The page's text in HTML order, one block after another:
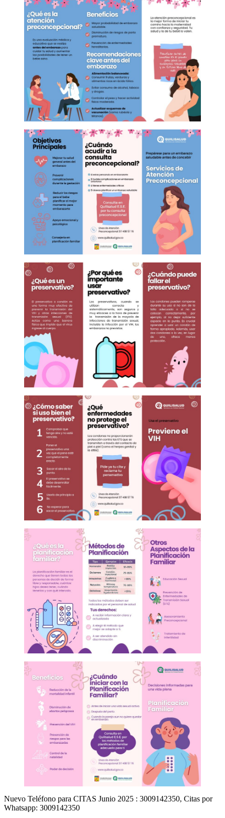
Nuevo Teléfono para CITAS Junio 2025 : 3009142350, Citas por
Whatsapp: 3009142350